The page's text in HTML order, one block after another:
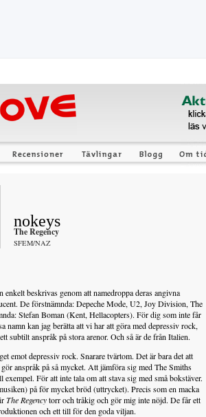
nokeys
The Regency
SFEM/NAZ
enkelt beskrivas genom att namedroppa deras angivna
De förstnämnda: Depeche Mode, U2, Joy Division, The
Stefan Boman (Kent, Hellacopters). För dig som inte får
namn kan jag berätta att vi har att göra med depressiv rock,
subtilt anspråk på stora arenor. Och så är de från Italien.
emot depressiv rock. Snarare tvärtom. Det är bara det att
anspråk på så mycket. Att jämföra sig med The Smiths
För att inte tala om att stava sig med små bokstäver.
på för mycket bröd (uttrycket). Precis som en macka
The Regencytorr och tråkig och gör mig inte nöjd. De får ett
och ett till för den goda viljan.